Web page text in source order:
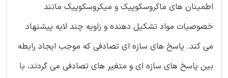
اطمینان های ماکروسکوپیک و میکروسکوپیک مانند
خصوصیات مواد تشکیل دهنده و زاویه چند لایه پیشنهاد
می کند. پاسخ های سازه ای تصادفی که موجب ایجاد رابطه
بین پاسخ های سازه ای و متغیر های تصادفی می گردند، با